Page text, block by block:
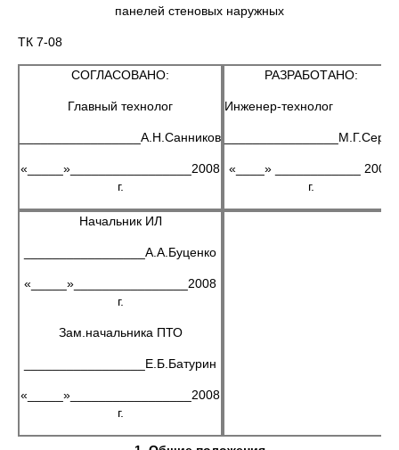
панелей стеновых наружных
ТК 7-08
СОГЛАСОВАНО:
Главный технолог
_________________А.Н.Санников
«_____»_________________2008
г.
РАЗРАБОТАНО:
Инженер-технолог
________________М.Г.Серик
«____» ____________ 2008
г.
Начальник ИЛ
_________________А.А.Буценко
«_____»________________2008
г.
Зам.начальника ПТО
_________________Е.Б.Батурин
«_____»_________________2008
г.